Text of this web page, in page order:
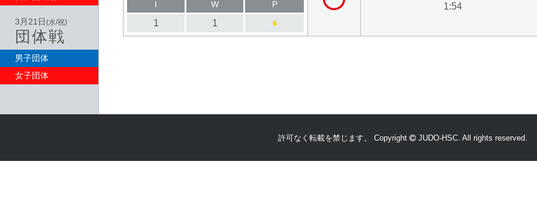
3月21日(水/祝)
団体戦
男子団体
女子団体
I W P
1 1 ■
1:54
許可なく転載を禁じます。 Copyright JUDO-HSC. All rights reserved.